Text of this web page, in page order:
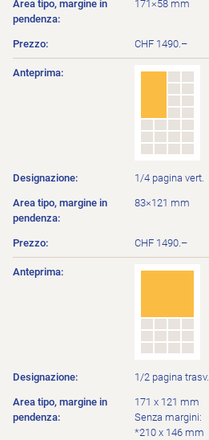
171×58 mm
CHF 1490.–
1/4 pagina vert.
83×121 mm
CHF 1490.–
1/2 pagina trasv.
171 x 121 mm
Senza margini:
*210 x 146 mm